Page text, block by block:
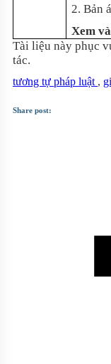
2. Bản
Xem
Tài liệu này phục
tác.
tương tự pháp luật ,
Share post: